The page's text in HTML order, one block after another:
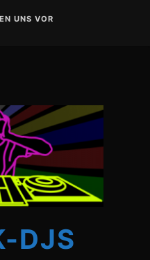
UNS VOR
DJS